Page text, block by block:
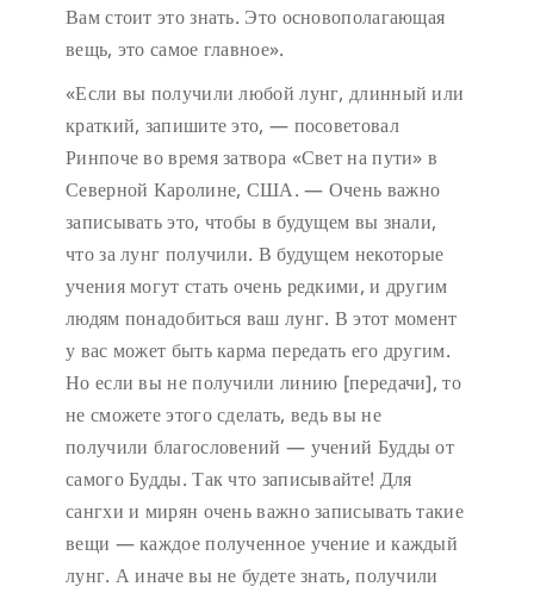
Вам стоит это знать. Это основополагающая
вещь, это самое главное».
«Если вы получили любой лунг, длинный или
краткий, запишите это, — посоветовал
Ринпоче во время затвора «Свет на пути» в
Северной Каролине, США. — Очень важно
записывать это, чтобы в будущем вы знали,
что за лунг получили. В будущем некоторые
учения могут стать очень редкими, и другим
людям понадобиться ваш лунг. В этот момент
у вас может быть карма передать его другим.
Но если вы не получили линию [передачи], то
не сможете этого сделать, ведь вы не
получили благословений — учений Будды от
самого Будды. Так что записывайте! Для
сангхи и мирян очень важно записывать такие
вещи — каждое полученное учение и каждый
лунг. А иначе вы не будете знать, получили